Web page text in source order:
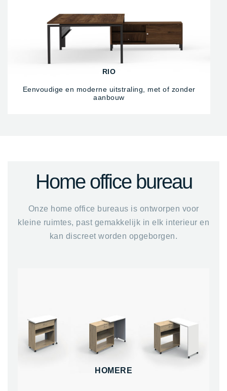
RIO
Eenvoudige en moderne uitstraling, met of zonder
aanbouw
Home office bureau
Onze home office bureaus is ontworpen voor
kleine ruimtes, past gemakkelijk in elk interieur en
kan discreet worden opgeborgen.
HOMERE